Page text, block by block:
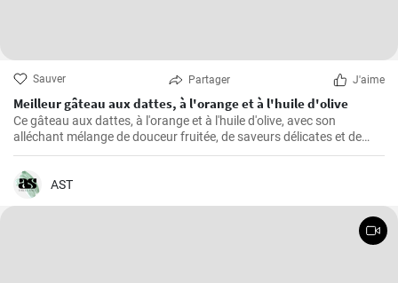
Sauver Partager J'aime
Meilleur gâteau aux dattes, à l'orange et à l'huile d'olive
Ce gâteau aux dattes, à l'orange et à l'huile d'olive, avec son
alléchant mélange de douceur fruitée, de saveurs délicates et de
texture moelleuse, ne manque jamais de rendre toute occasion
spéciale.
AST